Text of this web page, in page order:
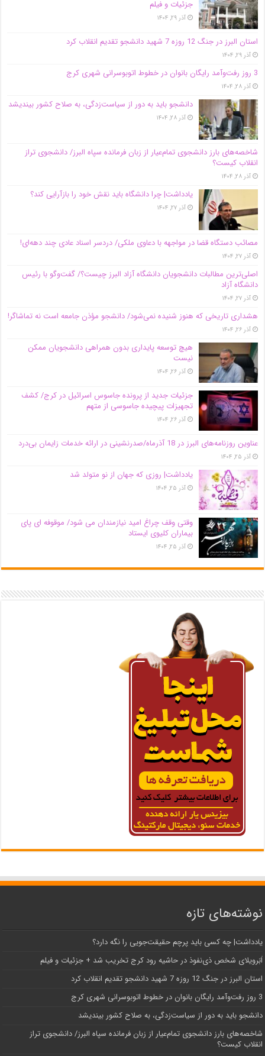
جزئیات و فیلم
آذر ۲۹, ۱۴۰۴
استان البرز در جنگ 12 روزه 7 شهید دانشجو تقدیم انقلاب کرد
آذر ۲۹, ۱۴۰۴
3 روز رفت‌وآمد رایگان بانوان در خطوط اتوبوسرانی شهری کرج
آذر ۲۸, ۱۴۰۴
دانشجو باید به دور از سیاست‌زدگی، به صلاح کشور بیندیشد
آذر ۲۸, ۱۴۰۴
شاخصه‌های بارز دانشجوی تمام‌عیار از زبان فرمانده سپاه البرز/ دانشجوی تراز
انقلاب کیست؟
آذر ۲۸, ۱۴۰۴
یادداشت| چرا دانشگاه باید نقش خود را بازآرایی کند؟
آذر ۲۷, ۱۴۰۴
مصائب دستگاه قضا در مواجهه با دعاوی ملکی/ دردسر اسناد عادی چند‌ دهه‌ای!
آذر ۲۷, ۱۴۰۴
اصلی‌ترین مطالبات دانشجویان دانشگاه آزاد البرز چیست؟/ گفت‌وگو با رئیس
دانشگاه آز‌اد
آذر ۲۷, ۱۴۰۴
هشداری تاریخی که هنوز شنیده نمی‌شود/ دانشجو مؤذن جامعه است نه تماشاگر!
آذر ۲۶, ۱۴۰۴
هیچ توسعه پایداری بدون همراهی دانشجویان ممکن
نیست
آذر ۲۶, ۱۴۰۴
جزئیات جدید از پرونده جاسوس اسرائیل در کرج/‌ کشف
تجهیزات پیچیده جاسوسی از متهم
آذر ۲۶, ۱۴۰۴
عناوین روزنامه‌های البرز در ‌18 آذرماه/صدرنشینی در ارائه خدمات زایمان بی‌درد
آذر ۲۵, ۱۴۰۴
یادداشت| روزی که جهان از نو متولد شد
آذر ۲۵, ۱۴۰۴
وقتی وقف چراغ امید نیازمندان می شود/ موقوفه ای پای
بیماران کلیوی ایستاد
آذر ۲۵, ۱۴۰۴
نوشته‌های تازه
یادداشت| ‌چه کسی باید پرچم حقیقت‌جویی را نگه دارد؟
اَبَر‌ویلای شخص ذی‌نفوذ در حاشیه‌ رود کرج تخریب شد + جزئیات و فیلم
استان البرز در جنگ 12 روزه 7 شهید دانشجو تقدیم انقلاب کرد
3 روز رفت‌وآمد رایگان بانوان در خطوط اتوبوسرانی شهری کرج
دانشجو باید به دور از سیاست‌زدگی، به صلاح کشور بیندیشد
شاخصه‌های بارز دانشجوی تمام‌عیار از زبان فرمانده سپاه البرز/ دانشجوی تراز
انقلاب کیست؟